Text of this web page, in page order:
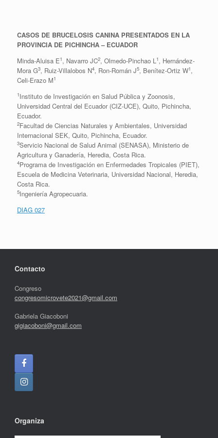
CASOS DE BRUCELOSIS CANINA PRESENTADOS EN LA
PROVINCIA DE PICHINCHA – ECUADOR
Minda-Aluisa E1, Navarro JC2, Olmedo-Pinchao L 1, Hernández-
Mora G3, Ruiz-Villalobos N4, Ron-Román J5, Benítez-Ortiz W1,
Celi-Erazo M1
1Instituto de Investigación en Salud Pública y Zoonosis,
Universidad Central del Ecuador (CIZ-UCE), Quito, Pichincha,
Ecuador.
2Facultad de Ciencias Naturales y Ambientales, Universidad
Internacional SEK, Quito, Pichincha, Ecuador.
3Servicio Nacional de Salud Animal (SENASA), Ministerio de
Agricultura y Ganadería, Heredia, Costa Rica.
4Programa de Investigación en Enfermedades Tropicales (PIET),
Escuela de Medicina Veterinaria, Universidad Nacional, Heredia,
Costa Rica.
5Ingeniería Agropecuaria.
DIAG 027
Contacto
Congreso
congresomicrovete2021@gmail.com
Gabriela Giacoboni
gigiacoboni@gmail.com
Organiza